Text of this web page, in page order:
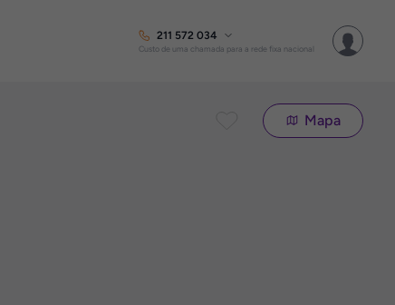
211 572 034
Custo de uma chamada para a rede fixa nacional
Mapa